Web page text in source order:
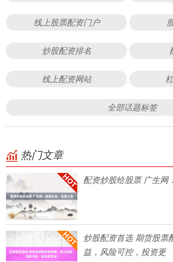
线上股票配资门户
炒股配资排名
线上配资网站
全部话题标签
热门文章
配资炒股给股票 广生网
炒股配资首选 期货股票
益，风险可控，投资更